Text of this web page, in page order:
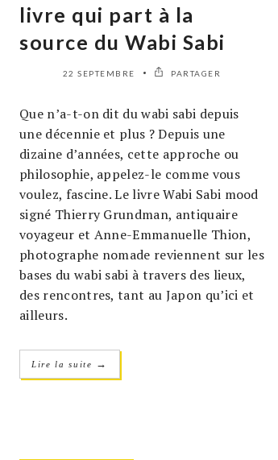
livre qui part à la
source du Wabi Sabi
22 SEPTEMBRE PARTAGER
Que n’a-t-on dit du wabi sabi depuis
une décennie et plus ? Depuis une
dizaine d’années, cette approche ou
philosophie, appelez-le comme vous
voulez, fascine. Le livre Wabi Sabi mood
signé Thierry Grundman, antiquaire
voyageur et Anne-Emmanuelle Thion,
photographe nomade reviennent sur les
bases du wabi sabi à travers des lieux,
des rencontres, tant au Japon qu’ici et
ailleurs.
Lire la suite →